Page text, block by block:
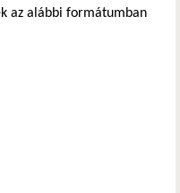
az alábbi formátumban